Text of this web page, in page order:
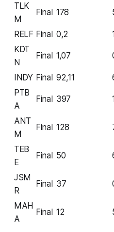
TLK
M
Final 178
RELF Final 0,2
KDT
N
Final 1,07
INDY Final 92,11
PTB
A
Final 397
ANT
M
Final 128
TEB
E
Final 50
JSM
R
Final 37
MAH
A
Final 12